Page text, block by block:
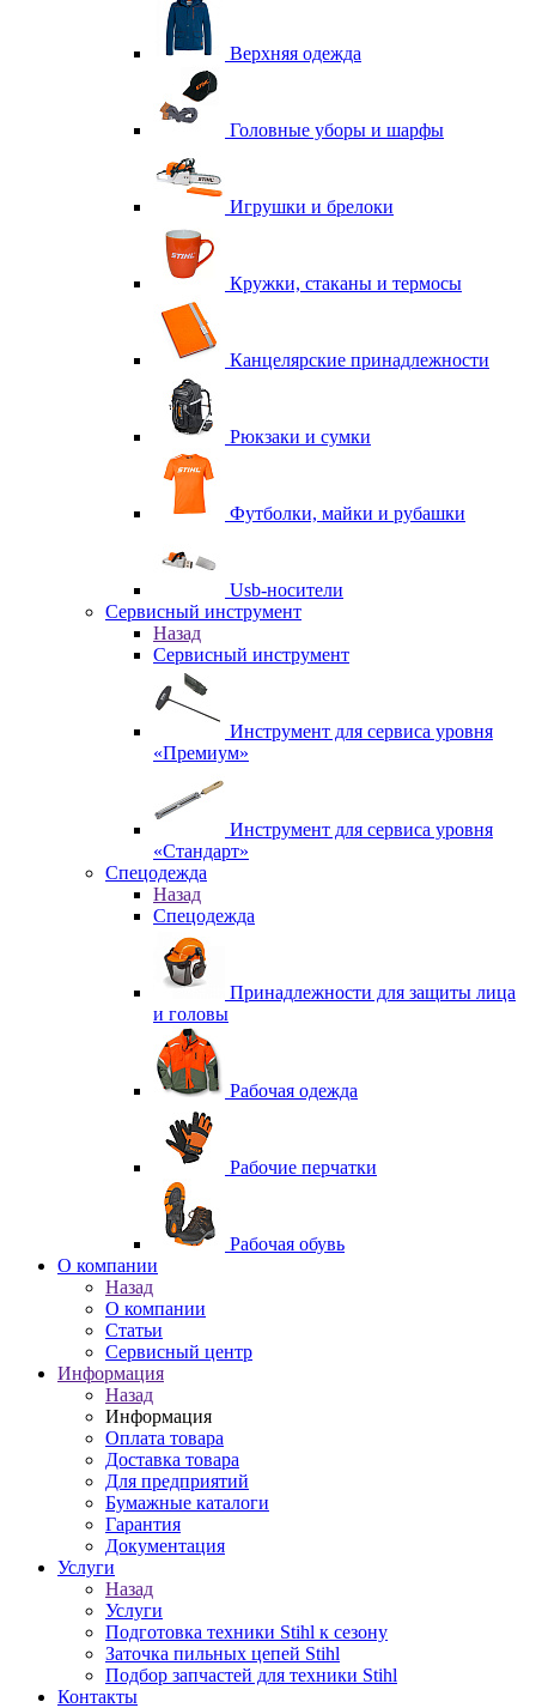
Верхняя одежда
Головные уборы и шарфы
Игрушки и брелоки
Кружки, стаканы и термосы
Канцелярские принадлежности
Рюкзаки и сумки
Футболки, майки и рубашки
Usb-носители
Сервисный инструмент
Назад
Сервисный инструмент
Инструмент для сервиса уровня
«Премиум»
Инструмент для сервиса уровня
«Стандарт»
Спецодежда
Назад
Спецодежда
Принадлежности для защиты лица
и головы
Рабочая одежда
Рабочие перчатки
Рабочая обувь
O компании
Назад
O компании
Статьи
Сервисный центр
Информация
Назад
Информация
Оплата товара
Доставка товара
Для предприятий
Бумажные каталоги
Гарантия
Документация
Услуги
Назад
Услуги
Подготовка техники Stihl к сезону
Заточка пильных цепей Stihl
Подбор запчастей для техники Stihl
Контакты